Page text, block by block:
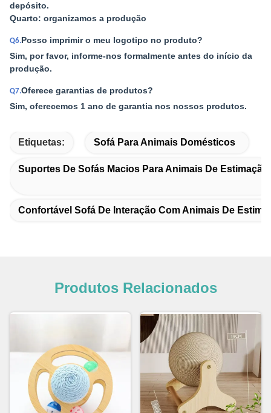
depósito.
Quarto: organizamos a produção
Q6.Posso imprimir o meu logotipo no produto?
Sim, por favor, informe-nos formalmente antes do início da
produção.
Q7.Oferece garantias de produtos?
Sim, oferecemos 1 ano de garantia nos nossos produtos.
Etiquetas: Sofá Para Animais Domésticos
Suportes De Sofás Macios Para Animais De Estimação
Confortável Sofá De Interação Com Animais De
Produtos Relacionados